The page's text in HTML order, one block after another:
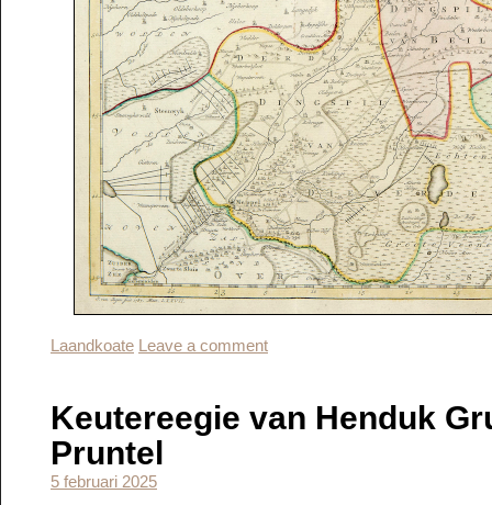
Laandkoate Leave a comment
Keutereegie van Henduk
Pruntel
5 februari 2025